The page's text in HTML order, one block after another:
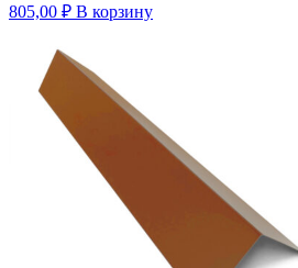
805,00 ₽ В корзину